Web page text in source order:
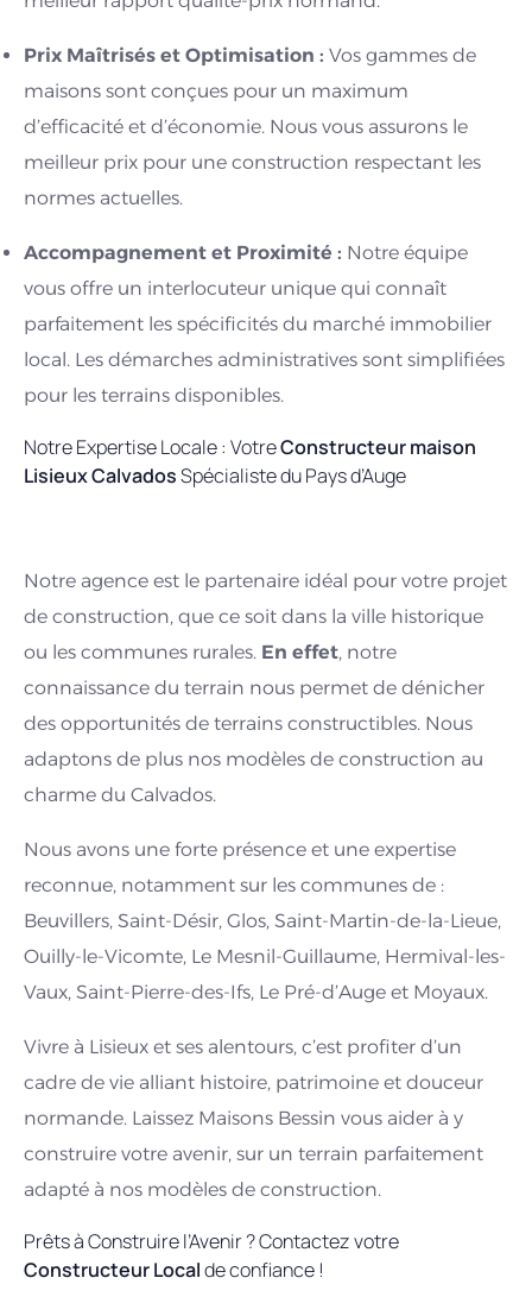
Prix Maîtrisés et Optimisation : Vos gammes de
maisons sont conçues pour un maximum
d’efficacité et d’économie. Nous vous assurons le
meilleur prix pour une construction respectant les
normes actuelles.
Accompagnement et Proximité : Notre équipe
vous offre un interlocuteur unique qui connaît
parfaitement les spécificités du marché immobilier
local. Les démarches administratives sont simplifiées
pour les terrains disponibles.
Notre Expertise Locale : VotreConstructeur maison
Lisieux CalvadosSpécialiste du Pays d’Auge
Notre agence est le partenaire idéal pour votre projet
de construction, que ce soit dans la ville historique
ou les communes rurales. En effet, notre
connaissance du terrain nous permet de dénicher
des opportunités de terrains constructibles. Nous
adaptons de plus nos modèles de construction au
charme du Calvados.
Nous avons une forte présence et une expertise
reconnue, notamment sur les communes de :
Beuvillers, Saint-Désir, Glos, Saint-Martin-de-la-Lieue,
Ouilly-le-Vicomte, Le Mesnil-Guillaume, Hermival-les-
Vaux, Saint-Pierre-des-Ifs, Le Pré-d’Auge et Moyaux.
Vivre à Lisieux et ses alentours, c’est profiter d’un
cadre de vie alliant histoire, patrimoine et douceur
normande. Laissez Maisons Bessin vous aider à y
construire votre avenir, sur un terrain parfaitement
adapté à nos modèles de construction.
Prêts à Construire l’Avenir ? Contactez votre
Constructeur Localde confiance !